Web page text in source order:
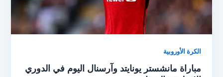
الكرة الأوروبية
مباراة مانشستر يونايتد وآرسنال اليوم في الدوري